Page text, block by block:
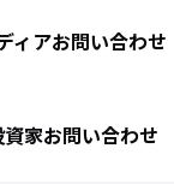
ィアお問い合わせ
資家お問い合わせ